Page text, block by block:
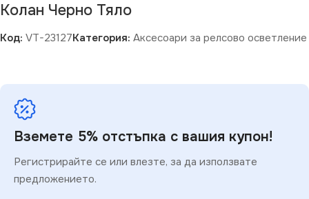
Колан Черно Тяло
Код: VT-23127Категория: Аксесоари за релсово осветление
Вземете 5% отстъпка с вашия купон!
Регистрирайте се или влезте, за да използвате
предложението.